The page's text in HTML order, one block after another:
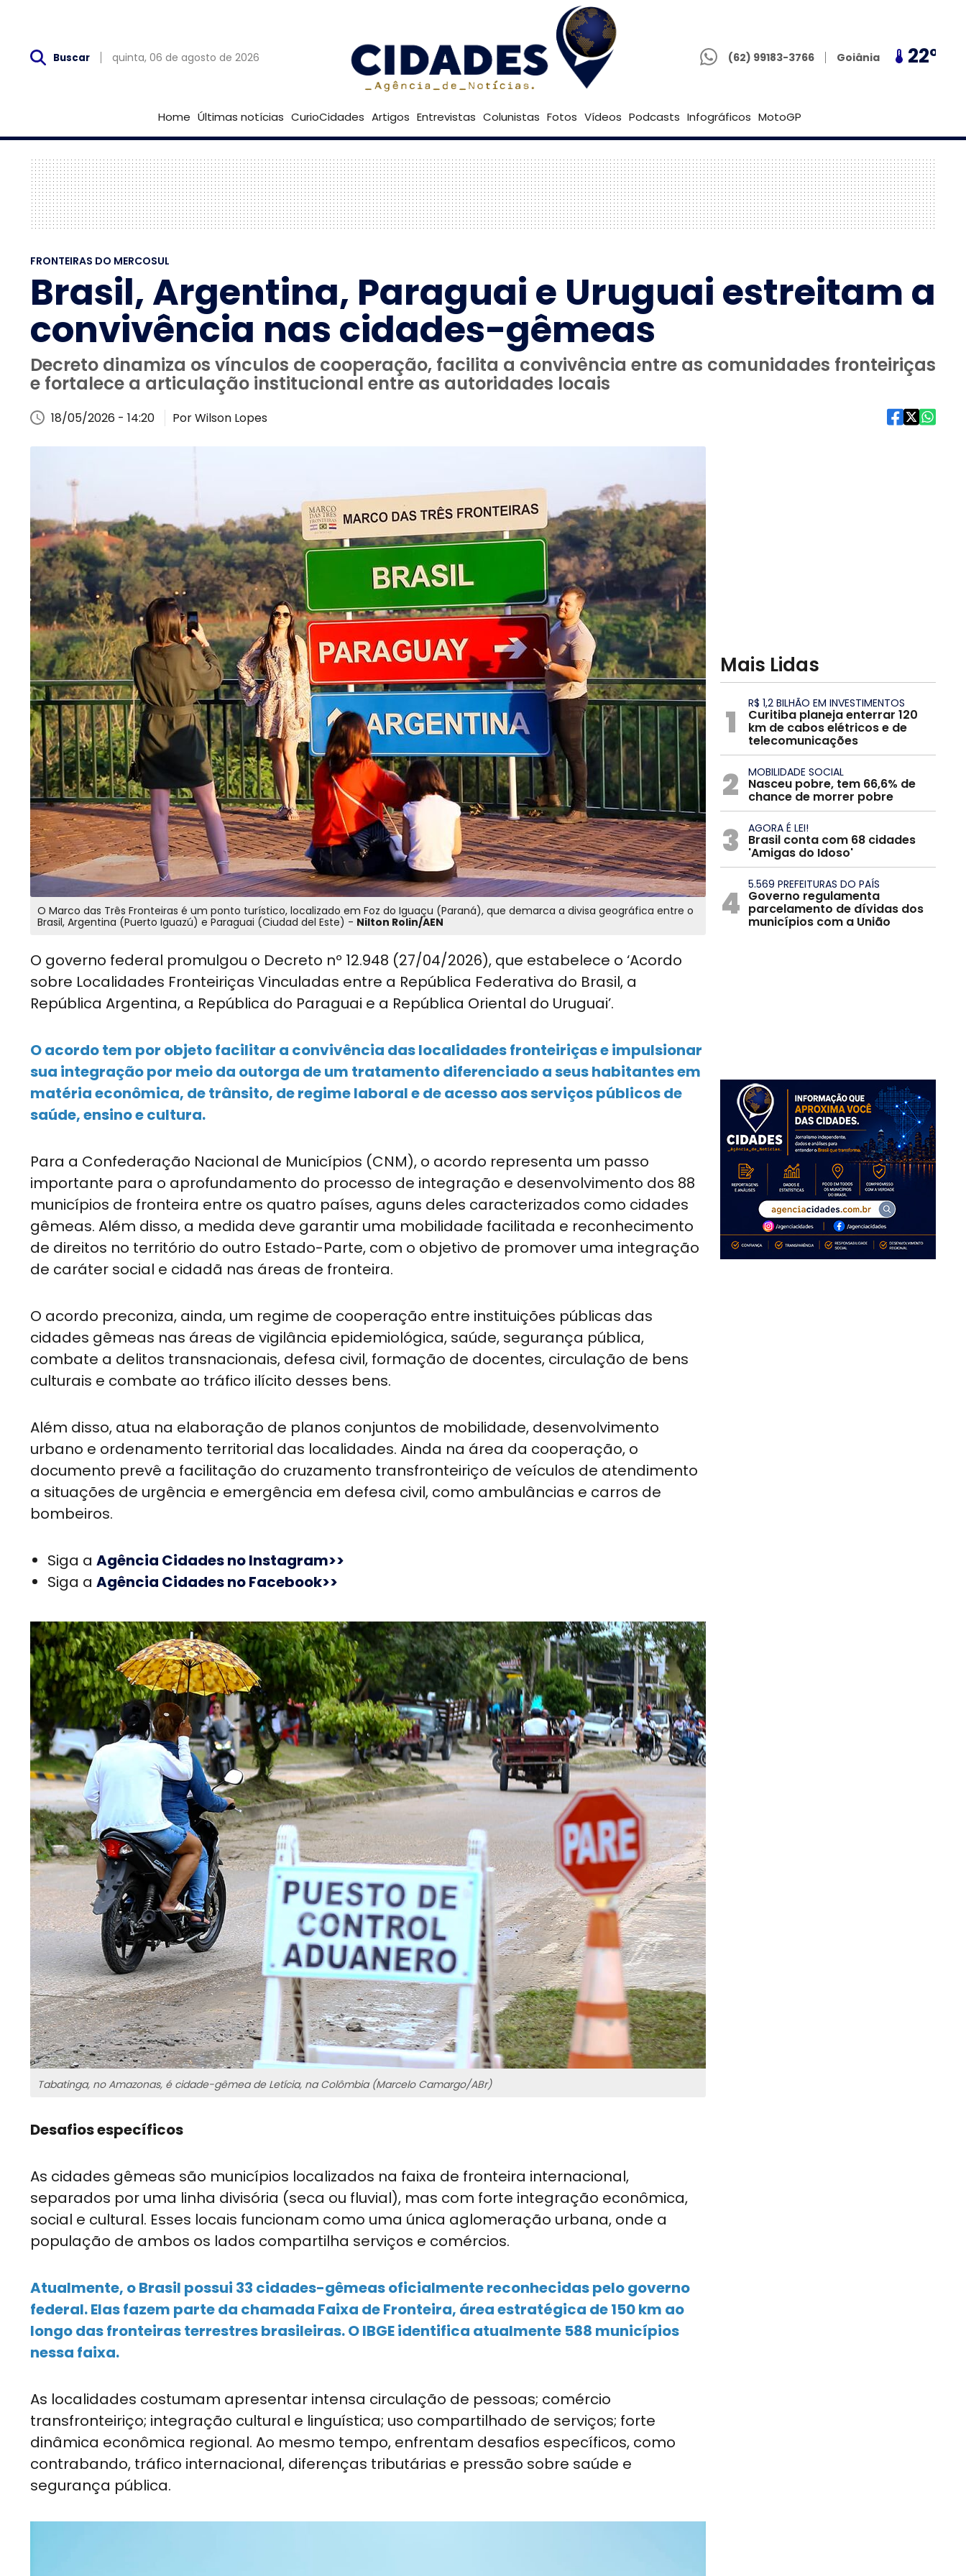
Buscar quinta, 06 de agosto de 2026 (62) 99183-3766
Goiânia 22º Brasília Goiânia 22º Brasília 19º
Home Últimas notícias CurioCidades Artigos Entrevistas Colunistas Fotos Vídeos Podcasts Infográficos MotoGP
FRONTEIRAS DO MERCOSUL
Brasil, Argentina, Paraguai e Uruguai estreitam a
convivência nas cidades-gêmeas
Decreto dinamiza os vínculos de cooperação, facilita a convivência entre as comunidades fronteiriças
e fortalece a articulação institucional entre as autoridades locais
18/05/2026 - 14:20 Por Wilson Lopes
O Marco das Três Fronteiras é um ponto turístico, localizado em Foz do Iguaçu (Paraná), que demarca a divisa geográfica entre o
Brasil, Argentina (Puerto Iguazú) e Paraguai (Ciudad del Este) - Nilton Rolin/AEN
O governo federal promulgou o Decreto nº 12.948 (27/04/2026), que estabelece o ‘Acordo
sobre Localidades Fronteiriças Vinculadas entre a República Federativa do Brasil, a
República Argentina, a República do Paraguai e a República Oriental do Uruguai’.
O acordo tem por objeto facilitar a convivência das localidades fronteiriças e impulsionar
sua integração por meio da outorga de um tratamento diferenciado a seus habitantes em
matéria econômica, de trânsito, de regime laboral e de acesso aos serviços públicos de
saúde, ensino e cultura.
Para a Confederação Nacional de Municípios (CNM), o acordo representa um passo
importante para o aprofundamento do processo de integração e desenvolvimento dos 88
municípios de fronteira entre os quatro países, aguns deles caracterizados como cidades
gêmeas. Além disso, a medida deve garantir uma mobilidade facilitada e reconhecimento
de direitos no território do outro Estado-Parte, com o objetivo de promover uma integração
de caráter social e cidadã nas áreas de fronteira.
O acordo preconiza, ainda, um regime de cooperação entre instituições públicas das
cidades gêmeas nas áreas de vigilância epidemiológica, saúde, segurança pública,
combate a delitos transnacionais, defesa civil, formação de docentes, circulação de bens
culturais e combate ao tráfico ilícito desses bens.
Além disso, atua na elaboração de planos conjuntos de mobilidade, desenvolvimento
urbano e ordenamento territorial das localidades. Ainda na área da cooperação, o
documento prevê a facilitação do cruzamento transfronteiriço de veículos de atendimento
a situações de urgência e emergência em defesa civil, como ambulâncias e carros de
bombeiros.
Siga a Agência Cidades no Instagram>>
Siga a Agência Cidades no Facebook>>
Tabatinga, no Amazonas, é cidade-gêmea de Letícia, na Colômbia (Marcelo Camargo/ABr)
Desafios específicos
As cidades gêmeas são municípios localizados na faixa de fronteira internacional,
separados por uma linha divisória (seca ou fluvial), mas com forte integração econômica,
social e cultural. Esses locais funcionam como uma única aglomeração urbana, onde a
população de ambos os lados compartilha serviços e comércios.
Atualmente, o Brasil possui 33 cidades-gêmeas oficialmente reconhecidas pelo governo
federal. Elas fazem parte da chamada Faixa de Fronteira, área estratégica de 150 km ao
longo das fronteiras terrestres brasileiras. O IBGE identifica atualmente 588 municípios
nessa faixa.
As localidades costumam apresentar intensa circulação de pessoas; comércio
transfronteiriço; integração cultural e linguística; uso compartilhado de serviços; forte
dinâmica econômica regional. Ao mesmo tempo, enfrentam desafios específicos, como
contrabando, tráfico internacional, diferenças tributárias e pressão sobre saúde e
segurança pública.
Mais Lidas
1 R$ 1,2 BILHÃO EM INVESTIMENTOS
Curitiba planeja enterrar 120
km de cabos elétricos e de
telecomunicações
2 MOBILIDADE SOCIAL
Nasceu pobre, tem 66,6% de
chance de morrer pobre
3 AGORA É LEI!
Brasil conta com 68 cidades
'Amigas do Idoso'
4 5.569 PREFEITURAS DO PAÍS
Governo regulamenta
parcelamento de dívidas dos
municípios com a União